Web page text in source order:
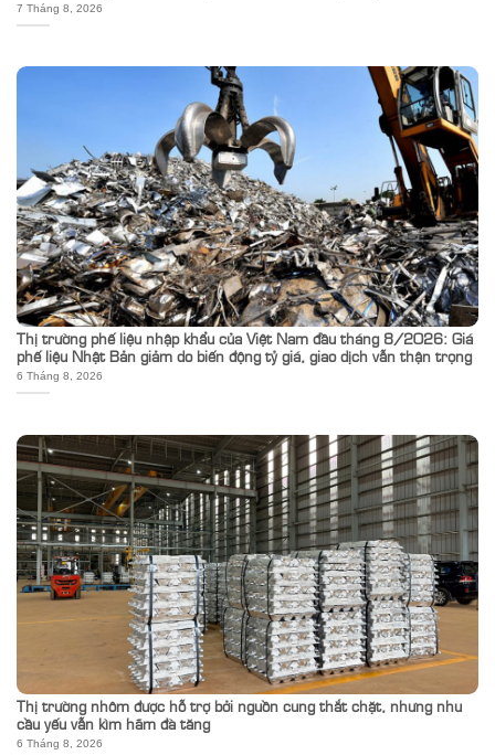
7 Tháng 8, 2026
Thị trường phế liệu nhập khẩu của Việt Nam đầu tháng 8/2026: Giá
phế liệu Nhật Bản giảm do biến động tỷ giá, giao dịch vẫn thận trọng
6 Tháng 8, 2026
Thị trường nhôm được hỗ trợ bởi nguồn cung thắt chặt, nhưng nhu
cầu yếu vẫn kìm hãm đà tăng
6 Tháng 8, 2026